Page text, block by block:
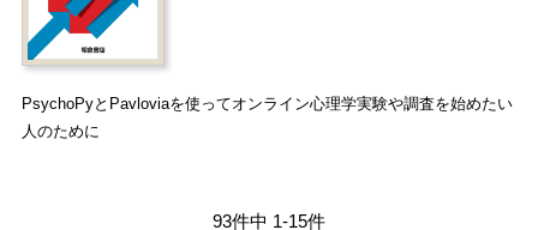
PsychoPyとPavloviaを使ってオンライン心理学実験や調査を始めたい
人のために
93件中 1-15件